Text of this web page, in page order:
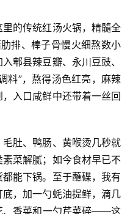
的传统红汤火锅，精髓全
排、棒子骨慢火细熬数小
郫县辣豆瓣、永川豆豉、
料”，熬得汤色红亮，麻辣
入口咸鲜中还带着一丝回
肚、鸭肠、黄喉烫几秒就
菜解腻；如今食材早已不
能下锅。至于蘸碟，我有
，加一勺蚝油提鲜，滴几
、香菜和一勺芹菜碎——这